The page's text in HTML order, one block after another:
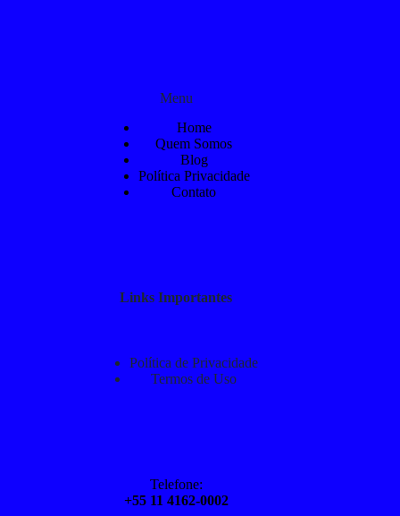
Menu
Home
Quem Somos
Blog
Política Privacidade
Contato
Links Importantes
Política de Privacidade
Termos de Uso
Telefone:
+55 11 4162-0002